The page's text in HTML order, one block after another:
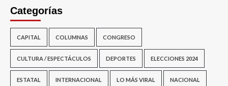
Categorías
CAPITAL COLUMNAS CONGRESO
CULTURA / ESPECTÁCULOS DEPORTES ELECCIONES 2024
ESTATAL INTERNACIONAL LO MÁS VIRAL NACIONAL